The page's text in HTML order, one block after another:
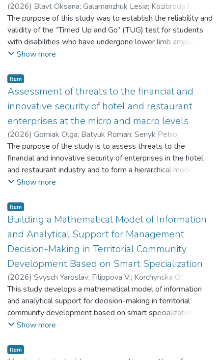
(2026) Blavt Oksana; Galamanzhuk Lesia; Kozibroda Larysa
Banakh Volodymyr; Faidevych Volodymyr;Holub Viktor;
Stadnyk Volodymyr;Козіброда Лариса
The purpose of this study was to establish the reliability and
validity of the “Timed Up and Go” (TUG) test for students
with disabilities who have undergone lower limb amputation
using an intelligent software-controlled hardware complex
установлення рівня надійності та валідності тесту
«Встань та іди» для студентів з інвалідністю з
ампутацією нижньої кінцівки з використанням
інтелектуального програмно-керованого апаратного
комплексу у процесі інклюзивного фізичного
виховання.
Show more
Item
Аssessment of threats to the financial and
innovative security of hotel and restaurant
enterprises at the micro and macro levels
(2026) Gorniak Olga; Batyuk Roman; Senyk Petro;
Homolska Viktoriia ;Riabtsev Vasyl;Горняк Ольга;Батюк
Роман;Сеник Петро; Гомольська Вікторія; Рябцев
Василь;Соловйов Валерій
The purpose of the study is to assess threats to the
financial and innovative security of enterprises in the hotel
and restaurant industry and to form a hierarchical model of
their relationships to determine the priority of managerial
Метою дослідження є оцінка загроз фінансовій та
інноваційній безпеці підприємств готельно-
ресторанної галузі та формування ієрархічної моделі
їхніх взаємозв’язків для визначення пріоритетності
управлінського реагування.
Show more
Item
Building a Mathematical Model of Information
and Analytical Support for Management
Decision-Making in Territorial Community
Development Based on Smart Specialization
(2026) Svysch Yaroslav; Filippova V.; Korchynska O.;
Kolesnikova K.;Motornyi V.;Kostyuk S.;Свищ Ярослав;
Філіппова В.;Корчинська О.;Колеснікова К.;Моторний
В.;Костюк С.
This study develops a mathematical model of information
and analytical support for decision-making in territorial
community development based on smart specialization. This
study develops a mathematical model of information and
community development based on smart specialization.
Show more
Item